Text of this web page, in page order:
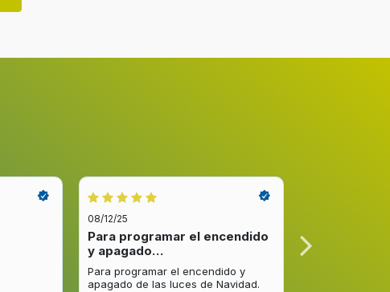
08/12/25
Para programar el encendido
y apagado…
Para programar el encendido y
apagado de las luces de Navidad.
venta y…